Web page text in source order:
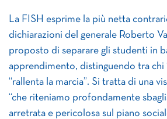
La FISH esprime la più netta
dichiarazioni del generale Roberto
proposto di separare gli studenti in
apprendimento, distinguendo tra chi
“rallenta la marcia”. Si tratta di una
“che riteniamo profondamente
arretrata e pericolosa sul piano